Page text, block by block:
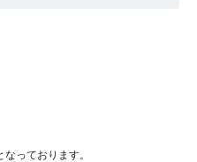
っております。